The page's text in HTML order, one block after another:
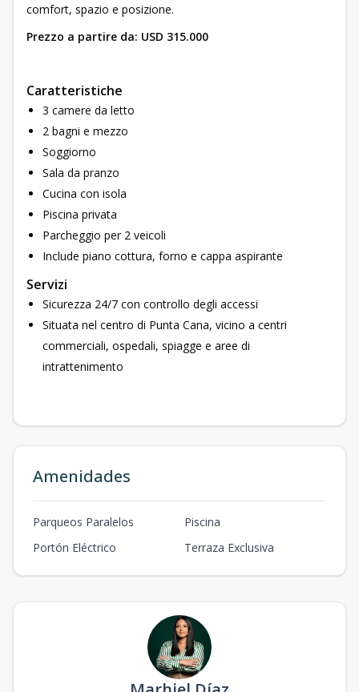
comfort, spazio e posizione.
Prezzo a partire da: USD 315.000
Caratteristiche
3 camere da letto
2 bagni e mezzo
Soggiorno
Sala da pranzo
Cucina con isola
Piscina privata
Parcheggio per 2 veicoli
Include piano cottura, forno e cappa aspirante
Servizi
Sicurezza 24/7 con controllo degli accessi
Situata nel centro di Punta Cana, vicino a centri
commerciali, ospedali, spiagge e aree di
intrattenimento
Amenidades
Parqueos Paralelos
Piscina
Portón Eléctrico
Terraza Exclusiva